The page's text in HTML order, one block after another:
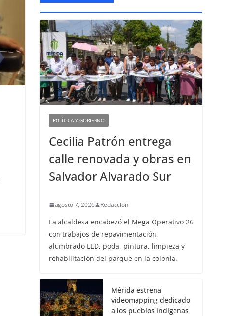
POLÍTICA Y GOBIERNO
Cecilia Patrón entrega
calle renovada y obras en
Salvador Alvarado Sur
agosto 7, 2026 Redaccion
La alcaldesa encabezó el Mega Operativo 26
con trabajos de repavimentación,
alumbrado LED, poda, pintura, limpieza y
rehabilitación del parque en la colonia.
Mérida estrena
videomapping dedicado
a los pueblos indígenas